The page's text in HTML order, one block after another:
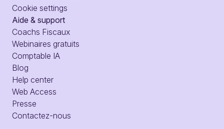
Cookie settings
Aide & support
Coachs Fiscaux
Webinaires gratuits
Comptable IA
Blog
Help center
Web Access
Presse
Contactez-nous